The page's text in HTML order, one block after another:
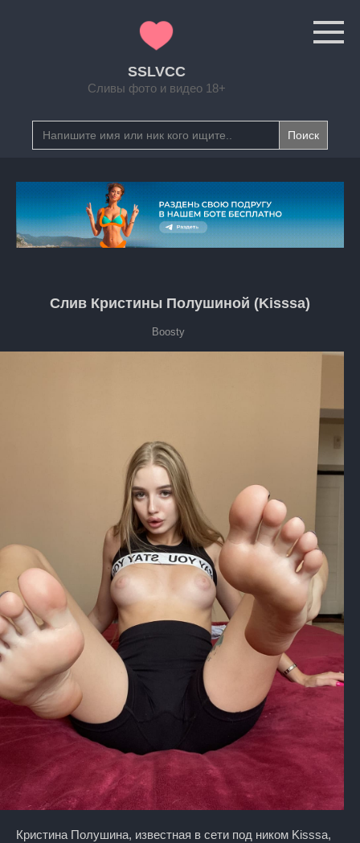
SSLVCC
Сливы фото и видео 18+
Search
for:
Слив Кристины Полушиной (Kisssa)
Boosty
Кристина Полушина, известная в сети под ником Kisssa,